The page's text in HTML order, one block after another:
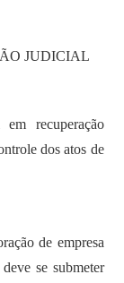
JUDICIAL
recuperação
dos atos de
de empresa
se submeter